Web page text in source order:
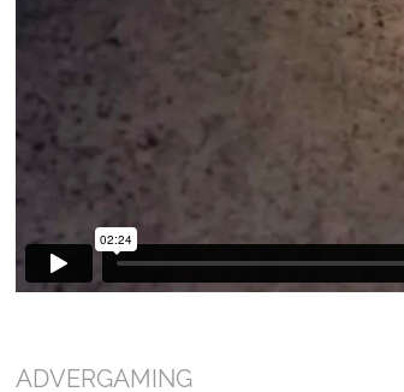
ADVERGAMING